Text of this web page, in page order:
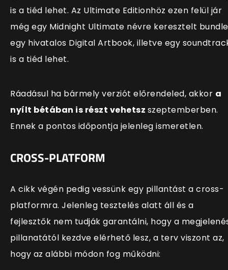
is a tiéd lehet. Az Ultimate Editionhöz ezen felül jár
még egy Midnight Ultimate névre keresztelt
egy hivatalos Digital Artbook, illetve egy
is a tiéd lehet.
Ráadásul ha bármely verziót előrendeled, akkor a
nyílt bétában is részt vehetsz szeptemberben.
Ennek a pontos időpontja jelenleg ismeretlen.
CROSS-PLATFORM
A cikk végén pedig vessünk egy pillantást a cross-
platformra. Jelenleg tesztelés alatt áll és a
fejlesztők nem tudják garantálni, hogy a
pillanatától kezdve elérhető lesz, a terv viszont az,
hogy az alábbi módon fog működni: